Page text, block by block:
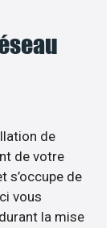
de
de votre
s’occupe de
vous
la mise